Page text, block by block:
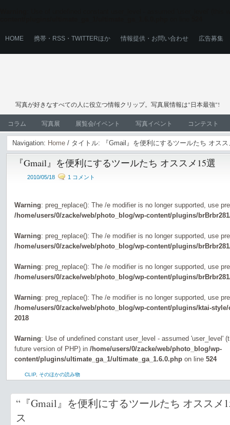
HOME 携帯・RSS・TWITTERほか 情報提供・お問い合わせ 広告募集
写真が好きなすべての人に役立つ情報クリップ。写真展情報は"日本最強"!
コラム 写真展 展覧会/イベント 写真イベント コンテスト
Navigation: Home / タイトル: 『Gmail』を便利にするツールたち オスス
『Gmail』を便利にするツールたち オススメ15選
2010/05/18 1 コメント
Warning: preg_replace(): The /e modifier is no longer supported, use
/home/users/0/zacke/web/photo_blog/wp-content/plugins/
Warning: preg_replace(): The /e modifier is no longer supported, use
/home/users/0/zacke/web/photo_blog/wp-content/plugins/
Warning: preg_replace(): The /e modifier is no longer supported, use
/home/users/0/zacke/web/photo_blog/wp-content/plugins/
Warning: preg_replace(): The /e modifier is no longer supported, use
/home/users/0/zacke/web/photo_blog/wp-content/plugins/ktai-
2018
Warning: Use of undefined constant user_level - assumed 'user_level'
future version of PHP) in /home/users/0/zacke/web/photo_blog/wp-
content/plugins/ultimate_ga_1/ultimate_ga_1.6.0.php on line 524
CLIP, そのほかの読み物
“『Gmail』を便利にするツールたち オススメ
ス